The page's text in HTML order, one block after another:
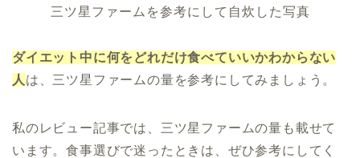
三ツ星ファームを参考にして自炊した写真
ダイエット中に何をどれだけ食べていいかわからない
人 は、三ツ星ファームの量を参考にしてみましょう。
私のレビュー記事では、三ツ星ファームの量も載せて
います。食事選びで迷ったときは、ぜひ参考にしてく